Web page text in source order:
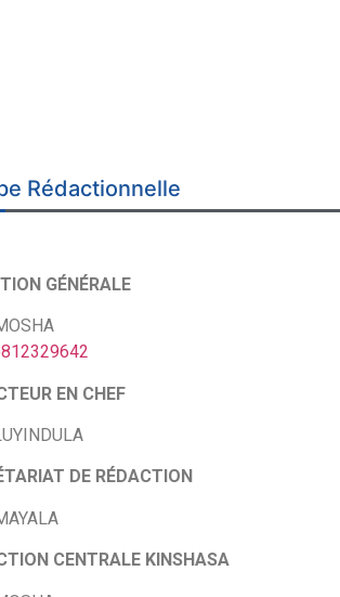
Rédactionnelle
GÉNÉRALE
EN CHEF
DE RÉDACTION
CENTRALE KINSHASA